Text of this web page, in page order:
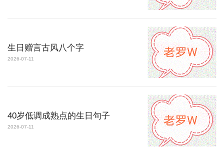
生日赠言古风八个字
2026-07-11
40岁低调成熟点的生日句子
2026-07-11